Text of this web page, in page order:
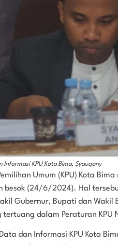
Informasi KPU Kota Bima, Syauqany
Umum (KPU) Kota
besok (24/6/2024). Hal
Gubernur, Bupati dan Wakil
dalam Peraturan KPU
dan Informasi KPU Kota